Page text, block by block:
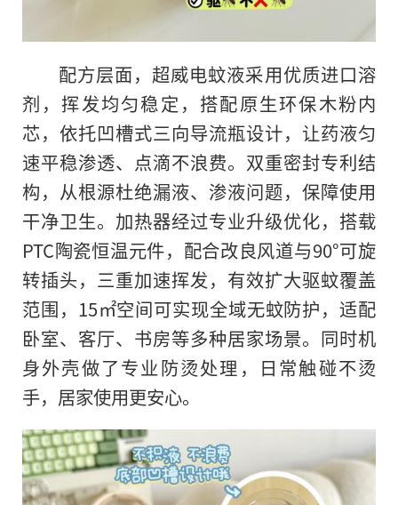
配方层面，超威电蚊液采用优质进口溶
剂，挥发均匀稳定，搭配原生环保木粉内
芯，依托凹槽式三向导流瓶设计，让药液匀
速平稳渗透、点滴不浪费。双重密封专利结
构，从根源杜绝漏液、渗液问题，保障使用
干净卫生。加热器经过专业升级优化，搭载
PTC陶瓷恒温元件，配合改良风道与90°可旋
转插头，三重加速挥发，有效扩大驱蚊覆盖
范围，15㎡空间可实现全域无蚊防护，适配
卧室、客厅、书房等多种居家场景。同时机
身外壳做了专业防烫处理，日常触碰不烫
手，居家使用更安心。